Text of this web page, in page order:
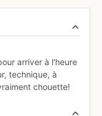
arriver à l'heure
technique, à
chouette!